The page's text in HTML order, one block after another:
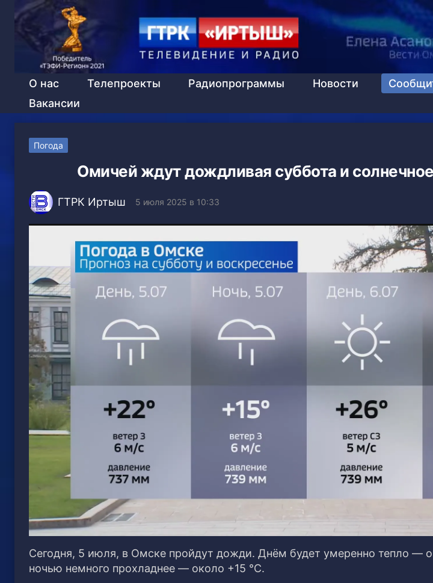
О нас Телепроекты Радиопрограммы Новости
Вакансии
Погода
Омичей ждут дождливая суббота и
ГТРК Иртыш 5 июля 2025 в 10:33
Сегодня, 5 июля, в Омске пройдут дожди. Днём будет умеренно тепло —
ночью немного прохладнее — около +15 °C.